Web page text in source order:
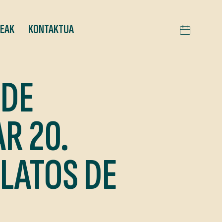
KONTAKTUA
20.
DE